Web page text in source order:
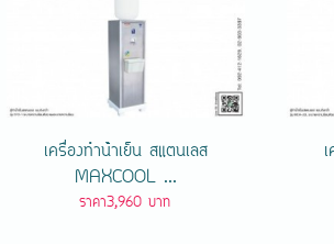
เครื่องทําน้ําเย็น สแตนเลส
MAXCOOL ...
ราคา3,960 บาท